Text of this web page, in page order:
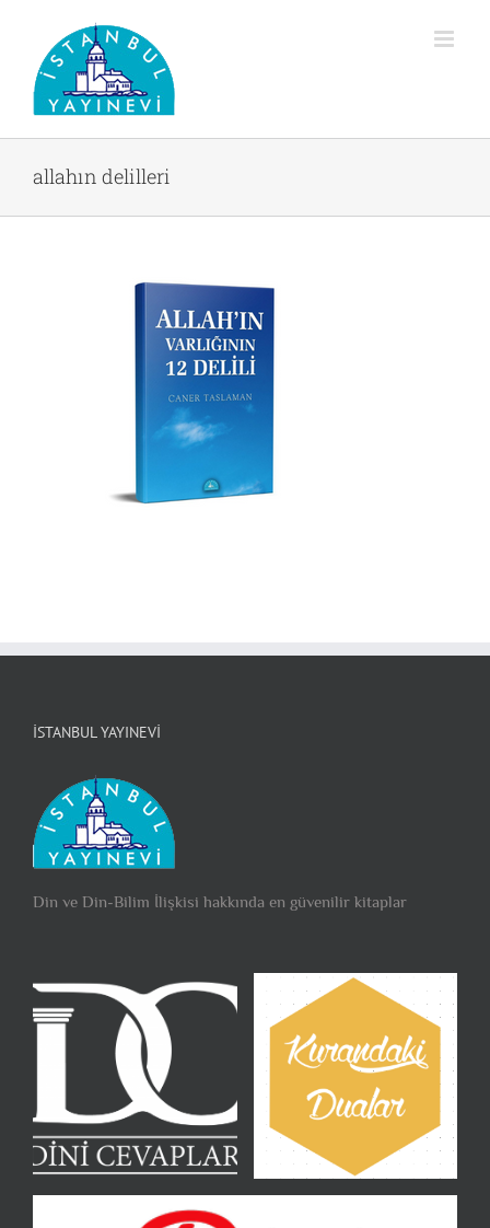
content
allahın delilleri
İSTANBUL YAYINEVI
Din ve Din-Bilim İlişkisi hakkında en güvenilir kitaplar